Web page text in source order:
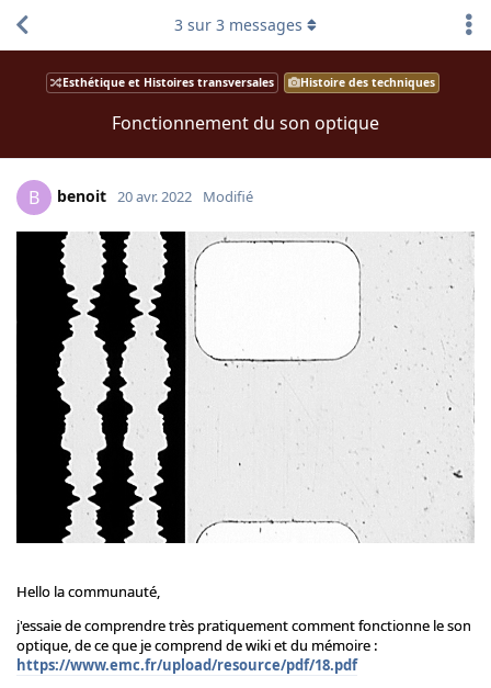
Esthétique et Histoires transversales Histoire des techniques
Fonctionnement du son optique
3 sur 3 messages
B benoit 20 avr. 2022 Modifié
Hello la communauté,
j'essaie de comprendre très pratiquement comment fonctionne le son
optique, de ce que je comprend de wiki et du mémoire :
https://www.emc.fr/upload/resource/pdf/18.pdf